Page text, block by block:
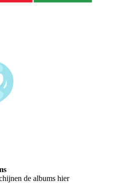
de albums hier